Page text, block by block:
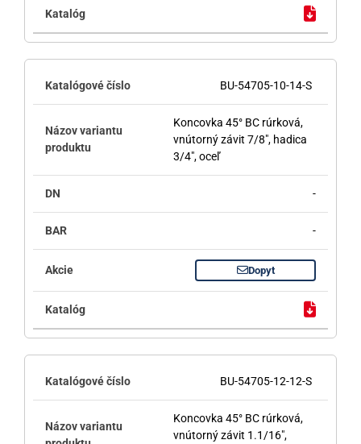
BU-54705-10-14-S
Koncovka 45° BC rúrková,
vnútorný závit 7/8", hadica
3/4", oceľ
-
-
Dopyt
BU-54705-12-12-S
Koncovka 45° BC rúrková,
vnútorný závit 1.1/16",